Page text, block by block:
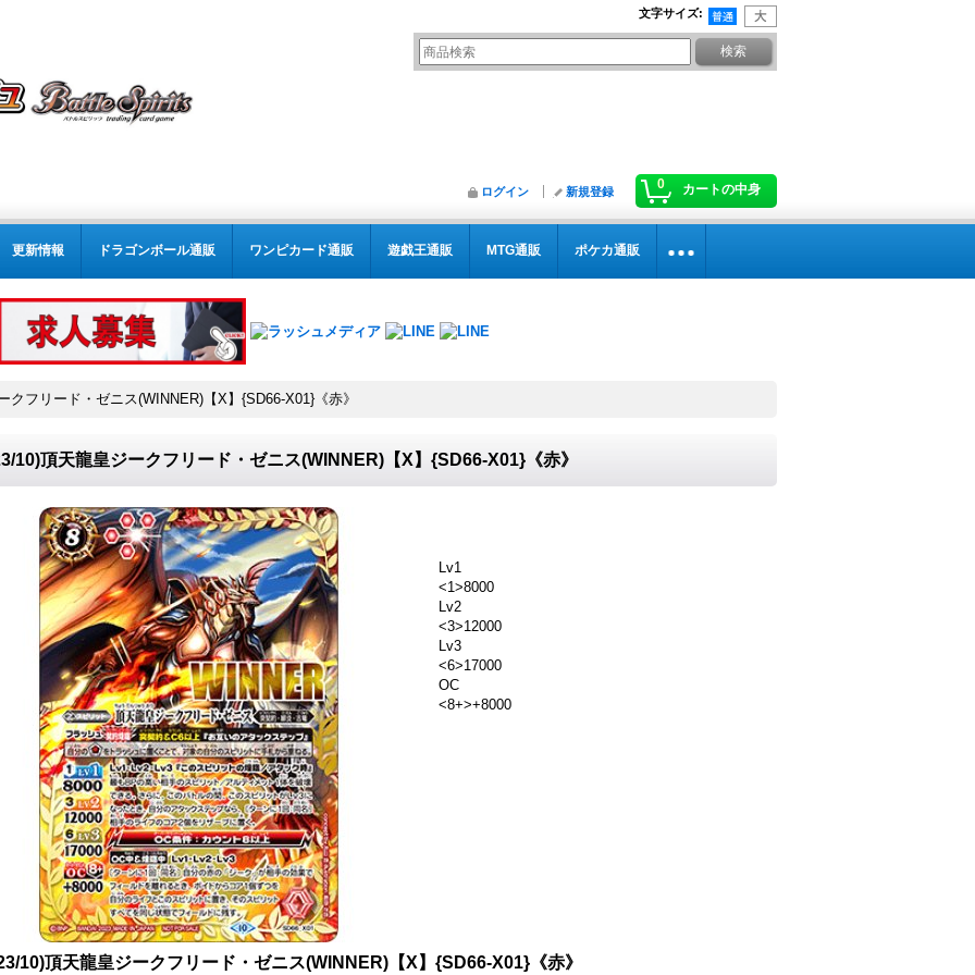
文字サイズ:
0 カートの中身
ログイン 新規登録
更新情報 ドラゴンボール通販 ワンピカード通販 遊戯王通販 MTG通販 ポケカ通販
クフリード・ゼニス(WINNER)【X】{SD66-X01}《赤》
10)頂天龍皇ジークフリード・ゼニス(WINNER)【X】{SD66-X01}《赤》
Lv1
<1>8000
Lv2
<3>12000
Lv3
<6>17000
OC
<8+>+8000
10)頂天龍皇ジークフリード・ゼニス(WINNER)【X】{SD66-X01}《赤》